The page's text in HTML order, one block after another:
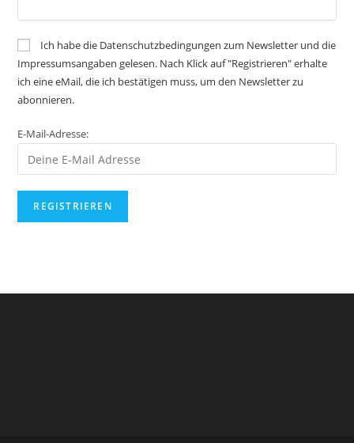
Ich habe die Datenschutzbedingungen zum Newsletter und die
Impressumsangaben gelesen. Nach Klick auf "Registrieren" erhalte
ich eine eMail, die ich bestätigen muss, um den Newsletter zu
abonnieren.
E-Mail-Adresse: